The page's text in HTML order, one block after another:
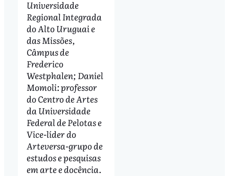
Universidade
Regional Integrada
do Alto Uruguai e
das Missões,
Câmpus de
Frederico
Westphalen; Daniel
Momoli: professor
do Centro de Artes
da Universidade
Federal de Pelotas e
Vice-líder do
Arteversa-grupo de
estudos e pesquisas
em arte e docência.